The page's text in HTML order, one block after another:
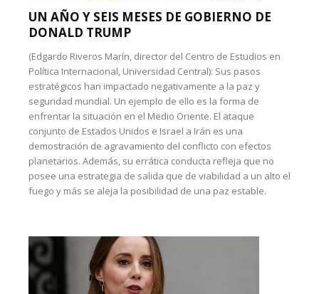
UN AÑO Y SEIS MESES DE GOBIERNO DE
DONALD TRUMP
(Edgardo Riveros Marín, director del Centro de Estudios en
Política Internacional, Universidad Central): Sus pasos
estratégicos han impactado negativamente a la paz y
seguridad mundial. Un ejemplo de ello es la forma de
enfrentar la situación en el Medio Oriente. El ataque
conjunto de Estados Unidos e Israel a Irán es una
demostración de agravamiento del conflicto con efectos
planetarios. Además, su errática conducta refleja que no
posee una estrategia de salida que de viabilidad a un alto el
fuego y más se aleja la posibilidad de una paz estable.